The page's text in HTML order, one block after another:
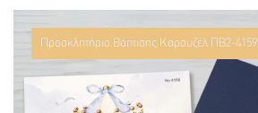
Προσκλητήριο Βάπτισης Καρουζέλ ΠΒ2-4159